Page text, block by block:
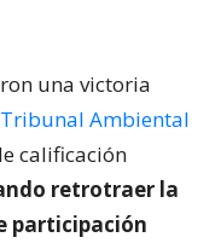
una victoria
Ambiental
calificación
retrotraer la
participación